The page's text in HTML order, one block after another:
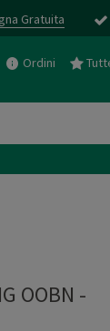
Gratuita
Ordini
OOBN -